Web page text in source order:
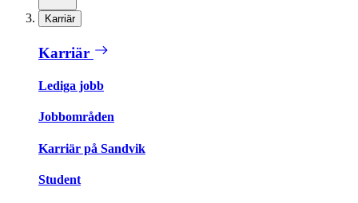
Karriär
Karriär
Lediga jobb
Jobbområden
Karriär på Sandvik
Student